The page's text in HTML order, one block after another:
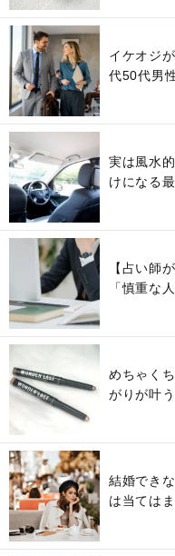
イケオジ
代50代男
実は風水
けになる
【占い師
「慎重な
めちゃく
がりが叶
結婚でき
は当ては